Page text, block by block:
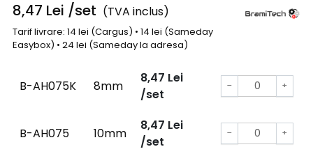
8,47 Lei /set (TVA inclus)
Tarif livrare: 14 lei (Cargus) • 14 lei (Sameday
Easybox) • 24 lei (Sameday la adresa)
B-AH075K 8mm
8,47 Lei
/set
− +
B-AH075 10mm
8,47 Lei
/set
− +